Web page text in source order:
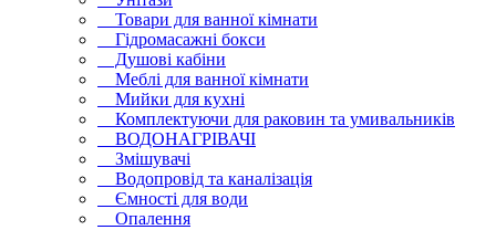
Товари для ванної кімнати
Гідромасажні бокси
Душові кабіни
Меблі для ванної кімнати
Мийки для кухні
Комплектуючи для раковин та умивальників
ВОДОНАГРІВАЧІ
Змішувачі
Водопровід та каналізація
Ємності для води
Опалення